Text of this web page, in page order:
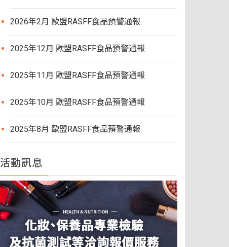
2026年2月 歐盟RASFF食品預警通報
2025年12月 歐盟RASFF食品預警通報
2025年11月 歐盟RASFF食品預警通報
2025年10月 歐盟RASFF食品預警通報
2025年8月 歐盟RASFF食品預警通報
活動訊息